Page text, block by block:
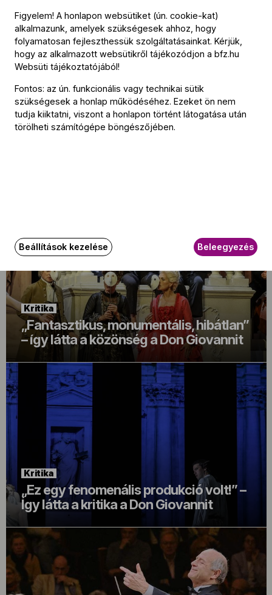
A spanyolScherzo kritikájasem fukarkodik az elismeréssel.
"Fischer mindig érzékeny zenész, aki mint jó építőmester
tesz a szimfonikus struktúrák előkészítéséért és
kidolgozottságáért, világos tervvel és csiszolt hangzással."
teljesítménye példaértékű.”
A felvétel hagyományos adathordozón és digitálisan is
Kritika
„Fantasztikus, monumentális, hibátlan”
– így látta a közönség a Don Giovannit
Kritika
„Ez egy fenomenális produkció volt!” –
Így látta a kritika a Don Giovannit
Figyelem! A honlapon websütiket (ún. cookie-kat)
alkalmazunk, amelyek szükségesek ahhoz, hogy
folyamatosan fejleszthessük szolgáltatásainkat. Kérjük,
hogy az alkalmazott websütikről tájékozódjon a bfz.hu
Websüti tájékoztatójából!
Fontos: az ún. funkcionális vagy technikai sütik
szükségesek a honlap működéséhez. Ezeket ön nem
tudja kiiktatni, viszont a honlapon történt látogatása után
törölheti számítógépe böngészőjében.
Beállítások kezelése Beleegyezés